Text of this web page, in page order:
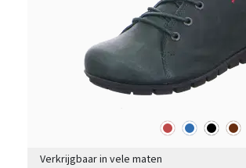
roodblauwzwartbruin
Verkrijgbaar in vele maten